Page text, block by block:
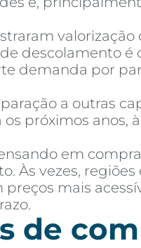
valorização
descolamento
demanda por
a outras
próximos anos,
em
Às vezes, regiões
mais
de